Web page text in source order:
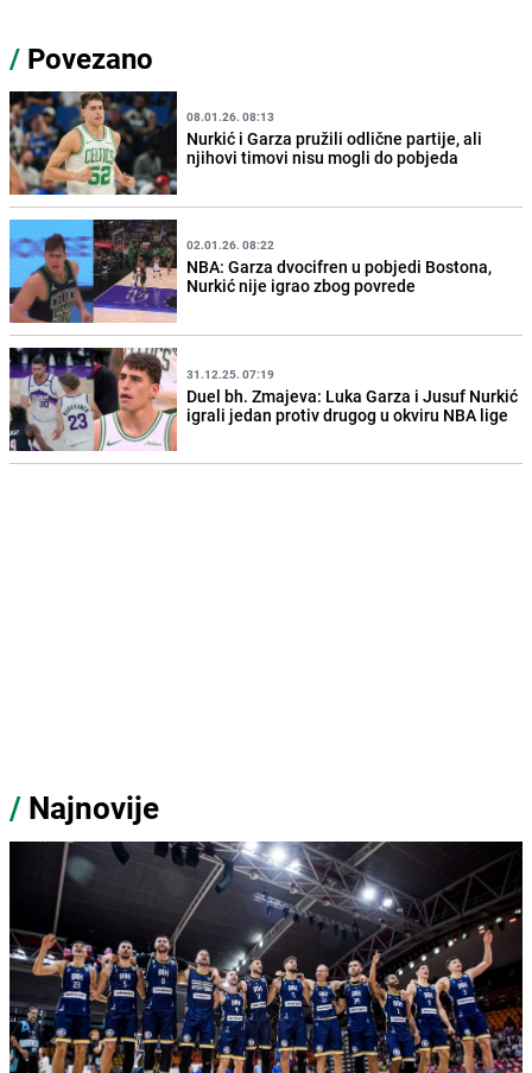
/ Povezano
08.01.26. 08:13
Nurkić i Garza pružili odlične partije, ali
njihovi timovi nisu mogli do pobjeda
02.01.26. 08:22
NBA: Garza dvocifren u pobjedi Bostona,
Nurkić nije igrao zbog povrede
31.12.25. 07:19
Duel bh. Zmajeva: Luka Garza i Jusuf Nurkić
igrali jedan protiv drugog u okviru NBA lige
/ Najnovije